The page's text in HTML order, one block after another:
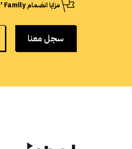
مزايا انضمام Learn n' Family
سجل معنا